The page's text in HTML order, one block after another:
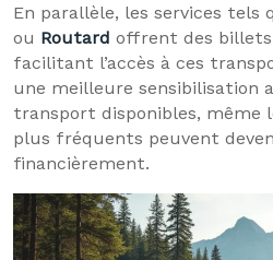
En parallèle, les services tels
ou Routard offrent des
facilitant l’accès à ces
une meilleure sensibilisation
transport disponibles, même
plus fréquents peuvent
financièrement.